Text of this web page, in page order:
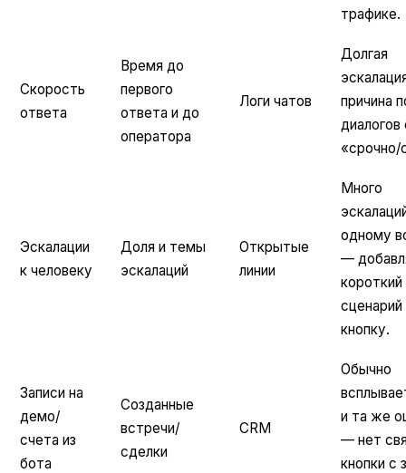
трафике.
Скорость
ответа
Время до
первого
ответа и до
оператора
Логи чатов
Долгая
причина
диалогов
«срочно/
Эскалации
к человеку
Доля и темы
эскалаций
Открытые
линии
Много
одному
—
короткий
сценарий
кнопку.
Записи на
демо/
счета из
бота
Созданные
встречи/
сделки
CRM
Обычно
и та же
— нет
кнопки с